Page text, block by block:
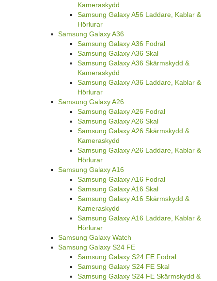
Kameraskydd
Samsung Galaxy A56 Laddare, Kablar &
Hörlurar
Samsung Galaxy A36
Samsung Galaxy A36 Fodral
Samsung Galaxy A36 Skal
Samsung Galaxy A36 Skärmskydd &
Kameraskydd
Samsung Galaxy A36 Laddare, Kablar &
Hörlurar
Samsung Galaxy A26
Samsung Galaxy A26 Fodral
Samsung Galaxy A26 Skal
Samsung Galaxy A26 Skärmskydd &
Kameraskydd
Samsung Galaxy A26 Laddare, Kablar &
Hörlurar
Samsung Galaxy A16
Samsung Galaxy A16 Fodral
Samsung Galaxy A16 Skal
Samsung Galaxy A16 Skärmskydd &
Kameraskydd
Samsung Galaxy A16 Laddare, Kablar &
Hörlurar
Samsung Galaxy Watch
Samsung Galaxy S24 FE
Samsung Galaxy S24 FE Fodral
Samsung Galaxy S24 FE Skal
Samsung Galaxy S24 FE Skärmskydd &